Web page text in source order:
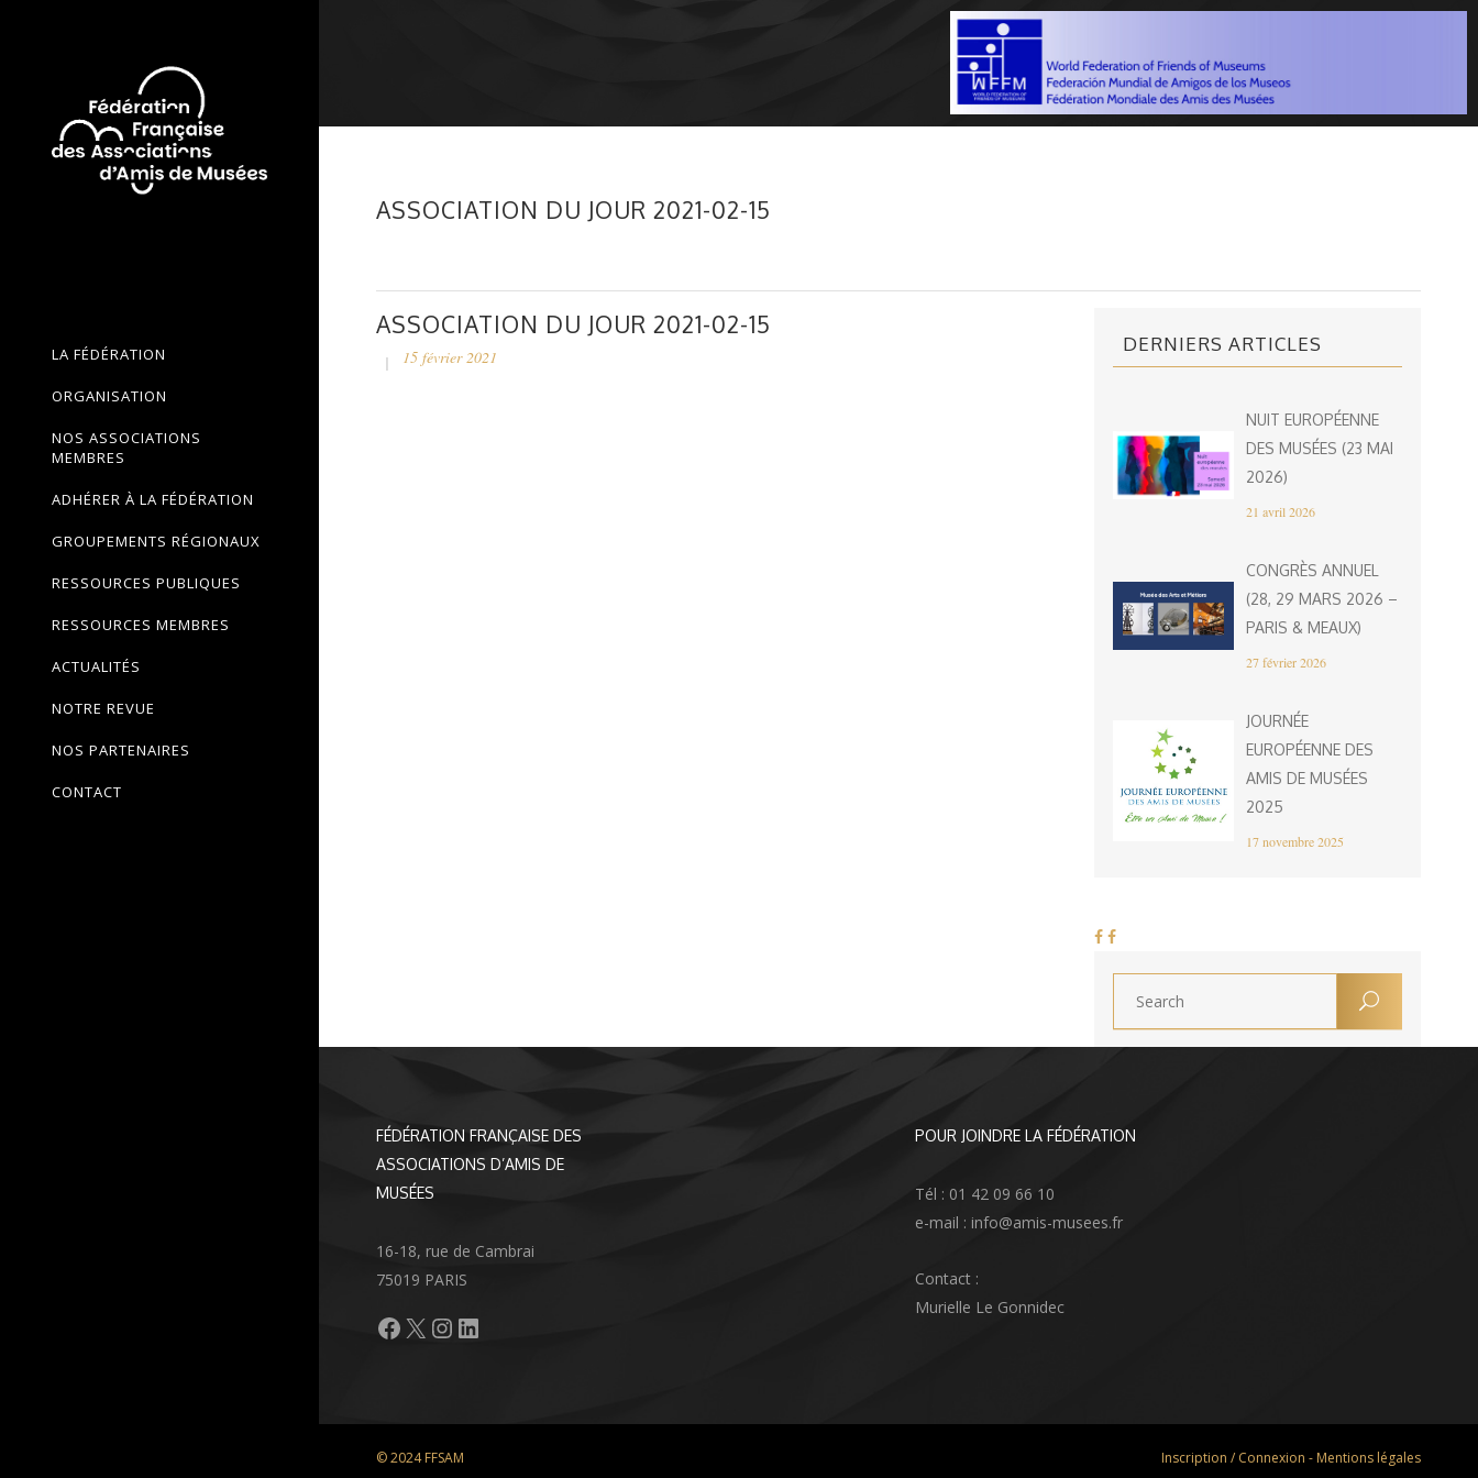
LA FÉDÉRATION
ORGANISATION
NOS ASSOCIATIONS
MEMBRES
ADHÉRER À LA FÉDÉRATION
GROUPEMENTS RÉGIONAUX
RESSOURCES PUBLIQUES
RESSOURCES MEMBRES
ACTUALITÉS
NOTRE REVUE
NOS PARTENAIRES
CONTACT
ASSOCIATION DU JOUR 2021-02-15
ASSOCIATION DU JOUR 2021-02-15
15 février 2021
DERNIERS ARTICLES
NUIT EUROPÉENNE
DES MUSÉES (23 MAI
2026)
21 avril 2026
CONGRÈS ANNUEL
(28, 29 MARS 2026 –
PARIS & MEAUX)
27 février 2026
JOURNÉE
EUROPÉENNE DES
AMIS DE MUSÉES
2025
17 novembre 2025
FÉDÉRATION FRANÇAISE DES
ASSOCIATIONS D’AMIS DE
MUSÉES
16-18, rue de Cambrai
75019 PARIS
Facebook
X Instagram
LinkedIn
POUR JOINDRE LA FÉDÉRATION
Tél : 01 42 09 66 10
e-mail : info@amis-musees.fr
Contact :
Murielle Le Gonnidec
© 2024 FFSAM Inscription / Connexion - Mentions légales